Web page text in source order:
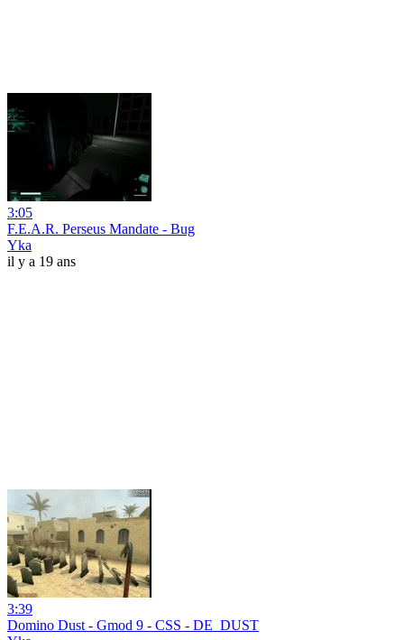
3:05
F.E.A.R. Perseus Mandate - Bug
Yka
il y a 19 ans
3:39
Domino Dust - Gmod 9 - CSS - DE_DUST